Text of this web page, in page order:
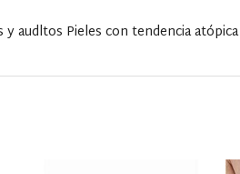
audltos Pieles con tendencia atópica